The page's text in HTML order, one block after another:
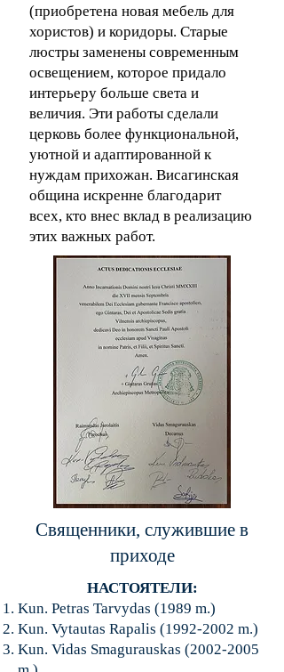
(приобретена новая мебель для
хористов) и коридоры. Старые
люстры заменены современным
освещением, которое придало
интерьеру больше света и
величия. Эти работы сделали
церковь более функциональной,
уютной и адаптированной к
нуждам прихожан. Висагинская
община искренне благодарит
всех, кто внес вклад в реализацию
этих важных работ.
Священники, служившие в
приходе
​НАСТОЯТЕЛИ:
Kun. Petras Tarvydas (1989 m.)
Kun. Vytautas Rapalis (1992-2002 m.)
Kun. Vidas Smagurauskas (2002-2005